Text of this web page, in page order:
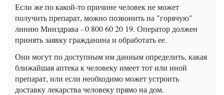
Если же по какой-то причине человек не может
получить препарат, можно позвонить на "горячую"
линию Минздрава - 0 800 60 20 19. Оператор должен
принять заявку гражданина и обработать ее.
Они могут по доступным им данным определить, какая
ближайшая аптека к человеку имеет тот или иной
препарат, или если необходимо может устроить
доставку лекарства человеку прямо на дом.